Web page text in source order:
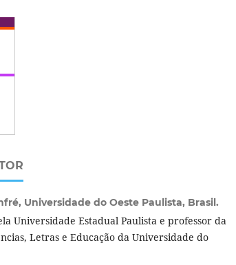
Universidade do Oeste Paulista, Brasil.
Universidade Estadual Paulista e professor da
Letras e Educação da Universidade do